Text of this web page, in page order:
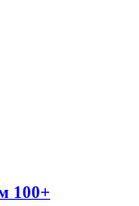
100+